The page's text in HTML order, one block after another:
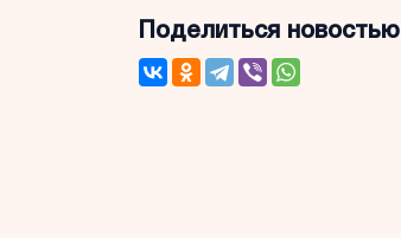
Поделиться новостью